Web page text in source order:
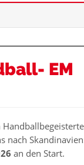
EM
nach
an den Start.